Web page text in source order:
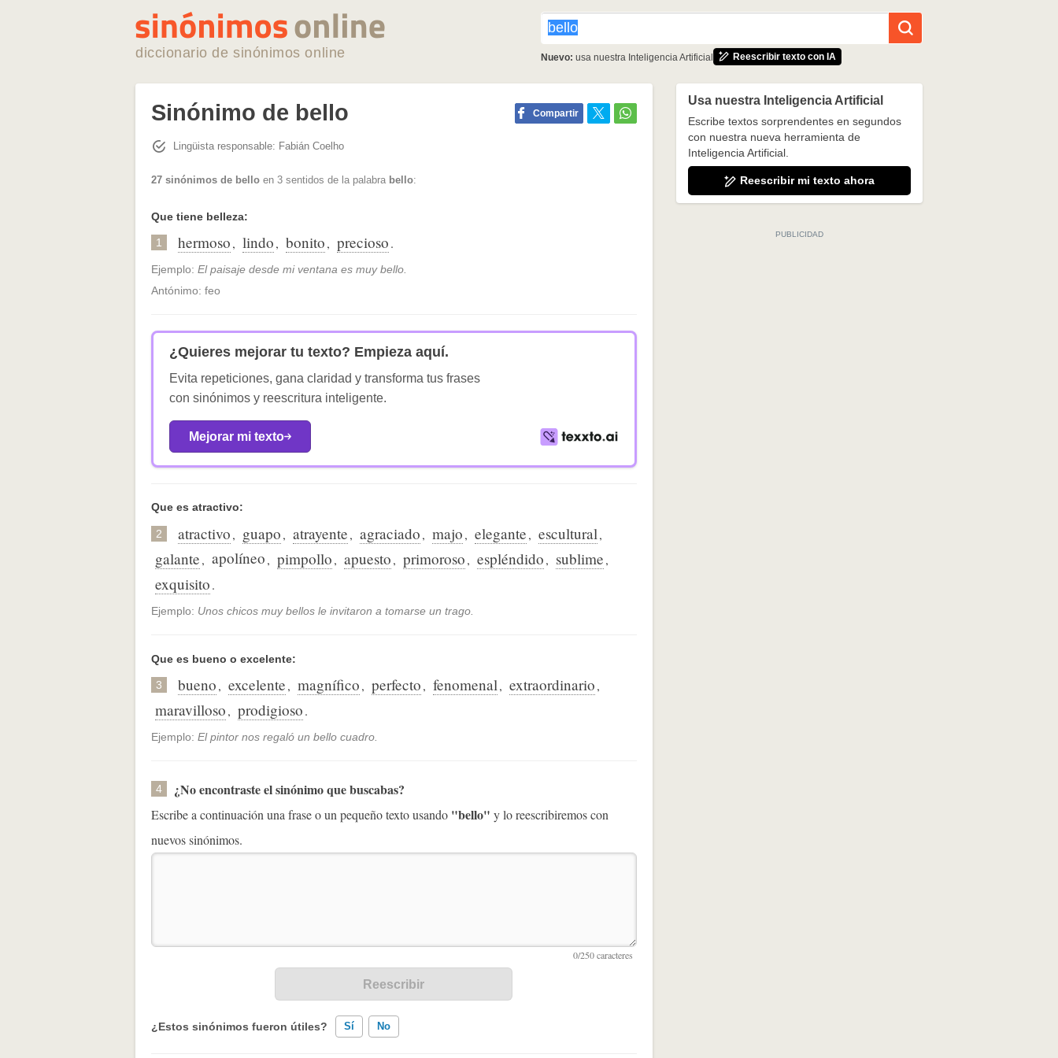
diccionario de sinónimos online Nuevo: usa nuestra Inteligencia Artificial Reescribir texto con IA
Sinónimo de bello Compartir
Lingüista responsable: Fabián Coelho
27 sinónimos de bello en 3 sentidos de la palabra bello:
Que tiene belleza:
1 hermoso, lindo, bonito, precioso.
Ejemplo: El paisaje desde mi ventana es muy bello.
Antónimo: feo
¿Quieres mejorar tu texto? Empieza aquí.
Evita repeticiones, gana claridad y transforma tus frases
con sinónimos y reescritura inteligente.
Mejorar mi texto
Que es atractivo:
2 atractivo, guapo, atrayente, agraciado, majo, elegante, escultural,
galante, apolíneo, pimpollo, apuesto, primoroso, espléndido, sublime,
exquisito.
Ejemplo: Unos chicos muy bellos le invitaron a tomarse un trago.
Que es bueno o excelente:
3 bueno, excelente, magnífico, perfecto, fenomenal, extraordinario,
maravilloso, prodigioso.
Ejemplo: El pintor nos regaló un bello cuadro.
4 ¿No encontraste el sinónimo que buscabas?
Escribe a continuación una frase o un pequeño texto usando "bello" y lo reescribiremos con
nuevos sinónimos.
¿Estos sinónimos fueron útiles? Sí No
Usa nuestra Inteligencia Artificial
Escribe textos sorprendentes en segundos
con nuestra nueva herramienta de
Inteligencia Artificial.
Reescribir mi texto ahora